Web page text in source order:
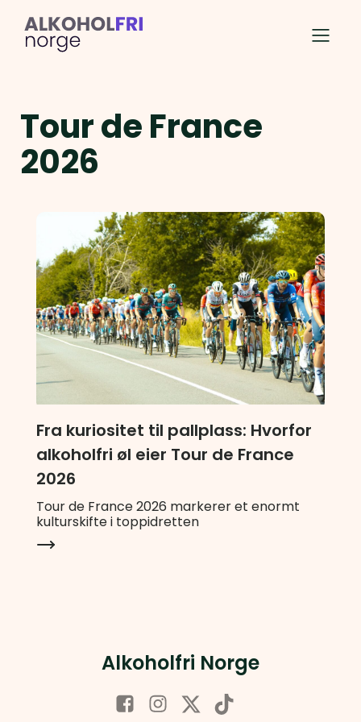
Tour de France
2026
Fra kuriositet til pallplass: Hvorfor
alkoholfri øl eier Tour de France
2026
Tour de France 2026 markerer et enormt
kulturskifte i toppidretten
Alkoholfri Norge